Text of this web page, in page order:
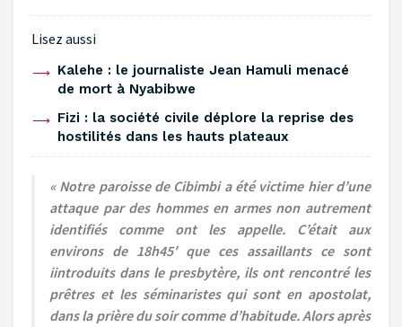
Lisez aussi
‎Kalehe : le journaliste Jean Hamuli menacé
de mort à Nyabibwe ‎
‎Fizi : la société civile déplore la reprise des
hostilités dans les hauts plateaux ‎
« Notre paroisse de Cibimbi a été victime hier d’une
attaque par des hommes en armes non autrement
identifiés comme ont les appelle. C’était aux
environs de 18h45′ que ces assaillants ce sont
iintroduits dans le presbytère, ils ont rencontré les
prêtres et les séminaristes qui sont en apostolat,
dans la prière du soir comme d’habitude. Alors après